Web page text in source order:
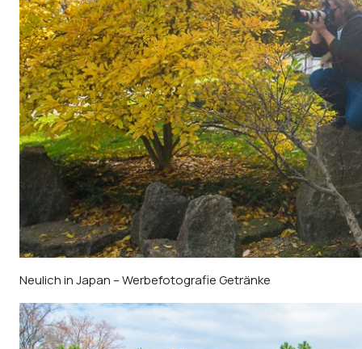
Neulich in Japan – Werbefotografie Getränke